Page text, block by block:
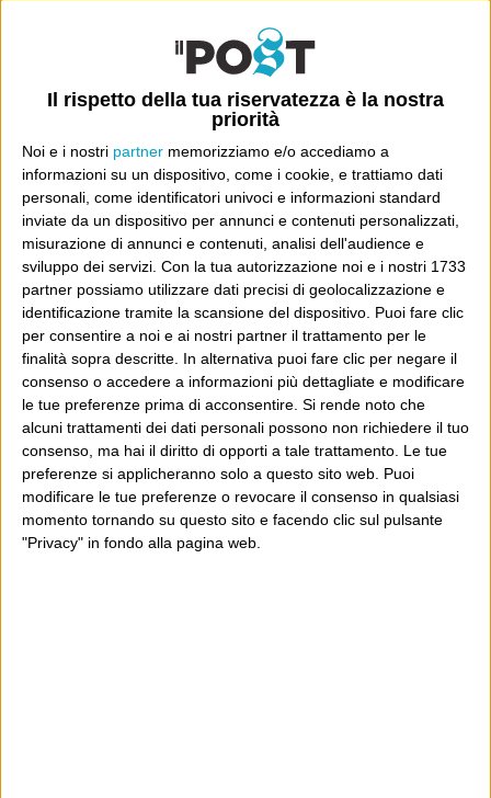
Il rispetto della tua riservatezza è la nostra
priorità
Noi e i nostri partner memorizziamo e/o accediamo a
informazioni su un dispositivo, come i cookie, e trattiamo dati
personali, come identificatori univoci e informazioni standard
inviate da un dispositivo per annunci e contenuti personalizzati,
misurazione di annunci e contenuti, analisi dell'audience e
sviluppo dei servizi. Con la tua autorizzazione noi e i nostri 1733
partner possiamo utilizzare dati precisi di geolocalizzazione e
identificazione tramite la scansione del dispositivo. Puoi fare clic
per consentire a noi e ai nostri partner il trattamento per le
finalità sopra descritte. In alternativa puoi fare clic per negare il
consenso o accedere a informazioni più dettagliate e modificare
le tue preferenze prima di acconsentire. Si rende noto che
alcuni trattamenti dei dati personali possono non richiedere il tuo
consenso, ma hai il diritto di opporti a tale trattamento. Le tue
preferenze si applicheranno solo a questo sito web. Puoi
modificare le tue preferenze o revocare il consenso in qualsiasi
momento tornando su questo sito e facendo clic sul pulsante
"Privacy" in fondo alla pagina web.
Wittgenstein
POST PRECEDENTE
Binetti sì e Pannella no
POST SUCCESSIVO
E per i regali di Natale